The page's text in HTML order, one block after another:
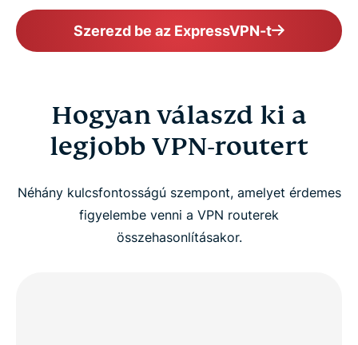
Szerezd be az ExpressVPN-t
Hogyan válaszd ki a
legjobb VPN-routert
Néhány kulcsfontosságú szempont, amelyet érdemes
figyelembe venni a VPN routerek
összehasonlításakor.